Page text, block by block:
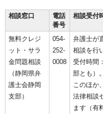
相談窓口
電話
番号
相談受付
無料クレジ
ット・サラ
金問題相談
（静岡県弁
護士会静岡
支部）
054-
252-
0008
弁護士が
相談を行
受付時間
部とも）。
このほか
法律相談
ます（有